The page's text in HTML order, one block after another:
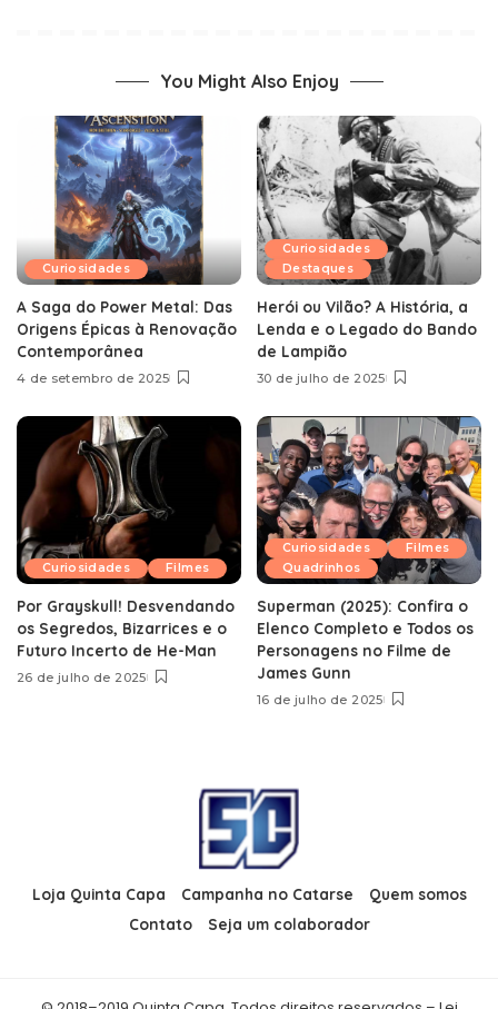
You Might Also Enjoy
Curiosidades
A Saga do Power Metal: Das
Origens Épicas à Renovação
Contemporânea
4 de setembro de 2025
Curiosidades
Destaques
Herói ou Vilão? A História, a
Lenda e o Legado do Bando
de Lampião
30 de julho de 2025
Curiosidades Filmes
Por Grayskull! Desvendando
os Segredos, Bizarrices e o
Futuro Incerto de He-Man
26 de julho de 2025
Curiosidades
Filmes
Quadrinhos
Superman (2025): Confira o
Elenco Completo e Todos os
Personagens no Filme de
James Gunn
16 de julho de 2025
Loja Quinta Capa Campanha no Catarse
Quem somos
Contato
Seja um colaborador